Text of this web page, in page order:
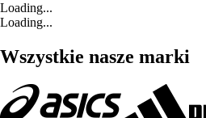
Loading...
Loading...
Wszystkie nasze marki